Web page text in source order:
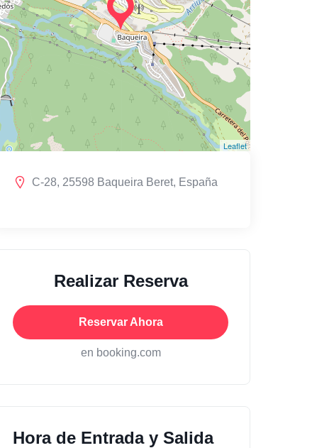
Leaflet
C-28, 25598 Baqueira Beret, España
Realizar Reserva
Reservar Ahora
en booking.com
Hora de Entrada y Salida